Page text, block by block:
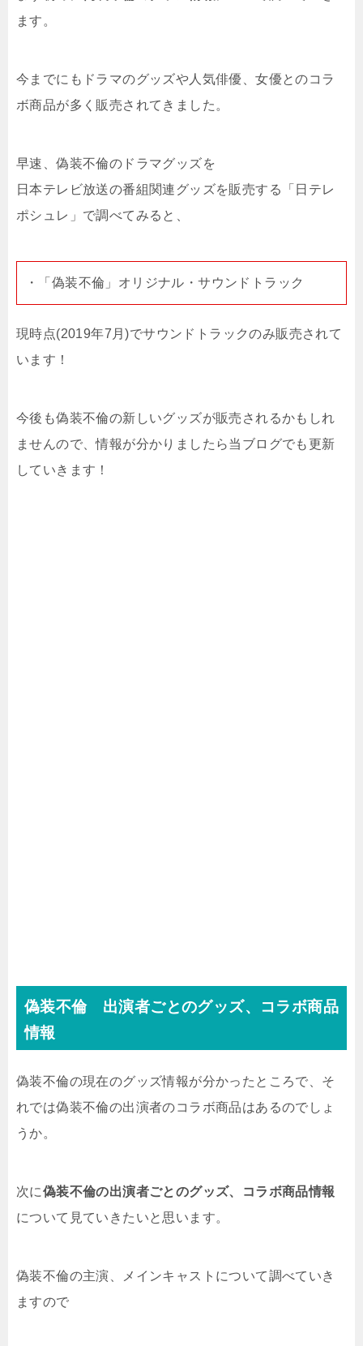
ます。
今までにもドラマのグッズや人気俳優、女優とのコラ
ボ商品が多く販売されてきました。
早速、偽装不倫のドラマグッズを
日本テレビ放送の番組関連グッズを販売する「日テレ
ポシュレ」で調べてみると、
・「偽装不倫」オリジナル・サウンドトラック
現時点(2019年7月)でサウンドトラックのみ販売されて
います！
今後も偽装不倫の新しいグッズが販売されるかもしれ
ませんので、情報が分かりましたら当ブログでも更新
していきます！
偽装不倫 出演者ごとのグッズ、コラボ商品
情報
偽装不倫の現在のグッズ情報が分かったところで、そ
れでは偽装不倫の出演者のコラボ商品はあるのでしょ
うか。
次に偽装不倫の出演者ごとのグッズ、コラボ商品情報
について見ていきたいと思います。
偽装不倫の主演、メインキャストについて調べていき
ますので